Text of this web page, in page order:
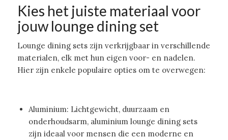
Kies het juiste materiaal voor
jouw lounge dining set
Lounge dining sets zijn verkrijgbaar in verschillende
materialen, elk met hun eigen voor- en nadelen.
Hier zijn enkele populaire opties om te overwegen:
Aluminium: Lichtgewicht, duurzaam en
onderhoudsarm, aluminium lounge dining sets
zijn ideaal voor mensen die een moderne en